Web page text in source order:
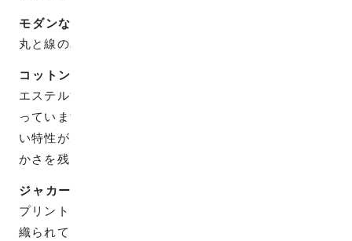
モダンな柄
丸と線のみで表現されたモダンでかわいい柄です。
コットン50%、エステル50%混合
エステル混合により、光沢感とパリッとした質感にな
っています。エステルは速乾性が高くシワがいきにく
い特性があります。コットンを50%残すことで、柔ら
かさを残しています。
ジャカード織
プリントとはまた違った味のある『ジャカード織』で
織られています。